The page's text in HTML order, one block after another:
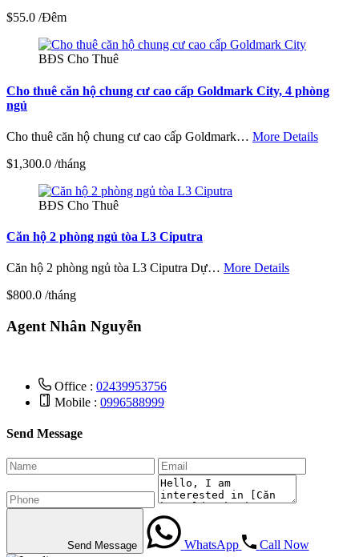
$55.0 /Đêm
BĐS Cho Thuê
Cho thuê căn hộ chung cư cao cấp Goldmark City, 4 phòng
ngủ
Cho thuê căn hộ chung cư cao cấp Goldmark… More Details
$1,300.0 /tháng
BĐS Cho Thuê
Căn hộ 2 phòng ngủ tòa L3 Ciputra
Căn hộ 2 phòng ngủ tòa L3 Ciputra Dự… More Details
$800.0 /tháng
Agent Nhân Nguyễn
Office : 02439953756
Mobile : 0996588999
Send Message
Send Message WhatsApp Call Now